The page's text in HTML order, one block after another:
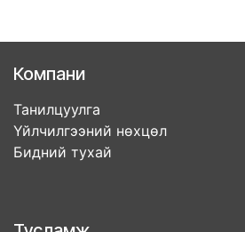
Компани
Танилцуулга
Үйлчилгээний нөхцөл
Бидний тухай